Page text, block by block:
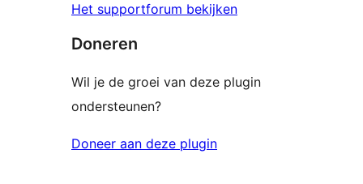
Het supportforum bekijken
Doneren
Wil je de groei van deze plugin
ondersteunen?
Doneer aan deze plugin